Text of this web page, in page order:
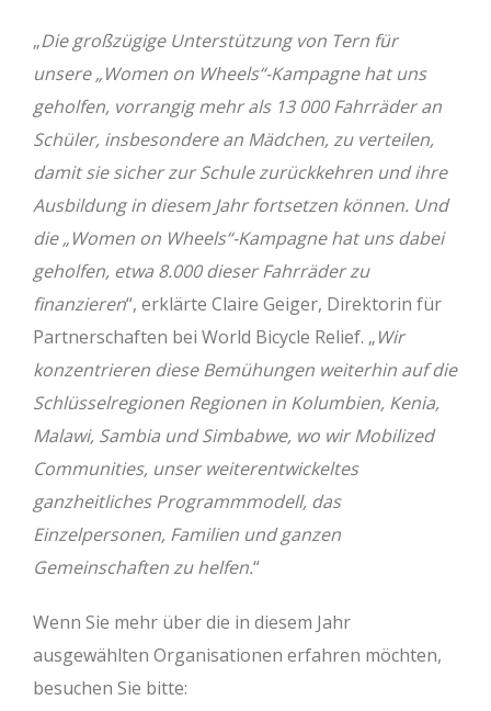
„Die großzügige Unterstützung von Tern für
unsere „Women on Wheels“-Kampagne hat uns
geholfen, vorrangig mehr als 13 000 Fahrräder an
Schüler, insbesondere an Mädchen, zu verteilen,
damit sie sicher zur Schule zurückkehren und ihre
Ausbildung in diesem Jahr fortsetzen können. Und
die „Women on Wheels“-Kampagne hat uns dabei
geholfen, etwa 8.000 dieser Fahrräder zu
finanzieren“, erklärte Claire Geiger, Direktorin für
Partnerschaften bei World Bicycle Relief. „Wir
konzentrieren diese Bemühungen weiterhin auf die
Schlüsselregionen Regionen in Kolumbien, Kenia,
Malawi, Sambia und Simbabwe, wo wir Mobilized
Communities, unser weiterentwickeltes
ganzheitliches Programmmodell, das
Einzelpersonen, Familien und ganzen
Gemeinschaften zu helfen.“
Wenn Sie mehr über die in diesem Jahr
ausgewählten Organisationen erfahren möchten,
besuchen Sie bitte: